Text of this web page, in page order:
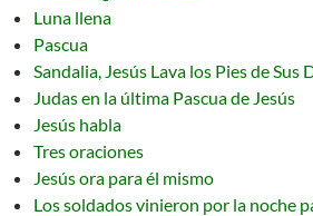
Luna llena
Pascua
Sandalia, Jesús Lava los Pies de Sus
Judas en la última Pascua de Jesús
Jesús habla
Tres oraciones
Jesús ora para él mismo
Los soldados vinieron por la noche